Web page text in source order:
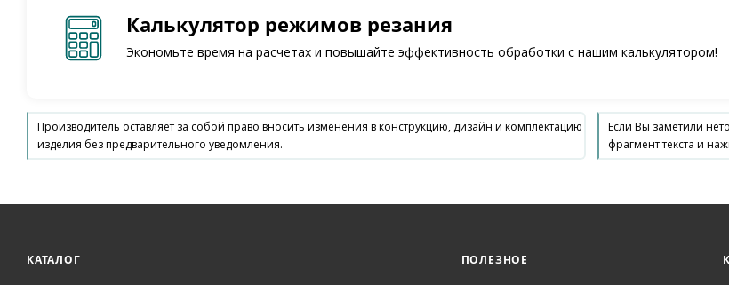
Калькулятор режимов резания
Экономьте время на расчетах и повышайте эффективность обработки с нашим калькулятором!
Производитель оставляет за собой право вносить изменения в конструкцию, дизайн и комплектацию
изделия без предварительного уведомления.
Если Вы заметили
фрагмент текста и
КАТАЛОГ ПОЛЕЗНОЕ